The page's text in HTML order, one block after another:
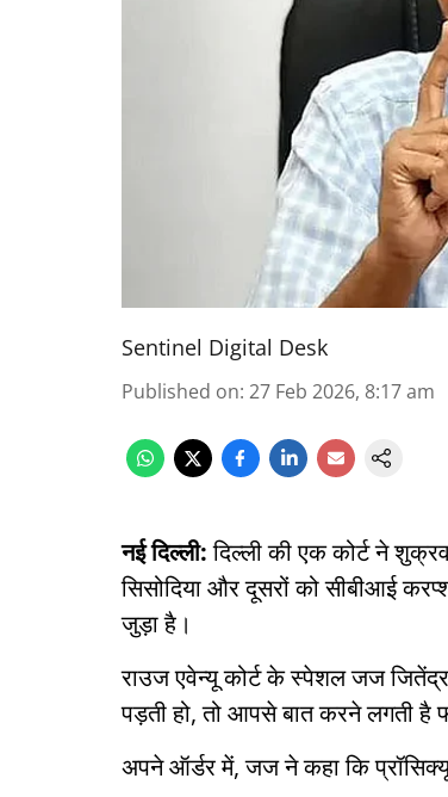
Sentinel Digital Desk
Published on: 27 Feb 2026, 8:17 am
नई दिल्ली:दिल्ली की एक कोर्ट ने
सिसोदिया और दूसरों को सीबीआई
जुड़ा है।
राउज एवेन्यू कोर्ट के स्पेशल जज
पड़ती हो, तो आपसे बात करने लगती है
अपने ऑर्डर में, जज ने कहा कि